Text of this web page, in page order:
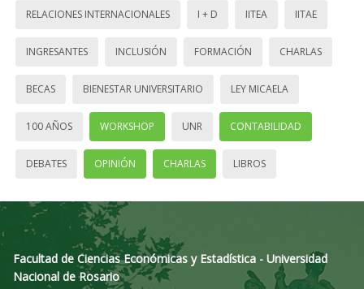
RELACIONES INTERNACIONALES I + D IITEA IITAE
INGRESANTES INCLUSIÓN FORMACIÓN CHARLAS
BECAS BIENESTAR UNIVERSITARIO LEY MICAELA
100 AÑOS WORKSHOP UNR CONTABILIDAD
DEBATES OPINIÓN CHARLAS LIBROS
Facultad de Ciencias Económicas y Estadística - Universidad
Nacional de Rosario